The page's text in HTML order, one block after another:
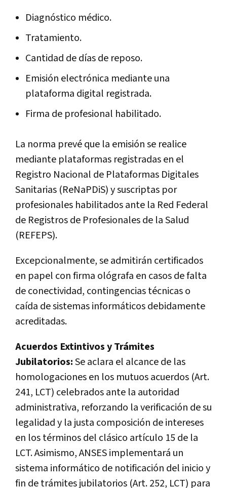
Diagnóstico médico.
Tratamiento.
Cantidad de días de reposo.
Emisión electrónica mediante una
plataforma digital registrada.
Firma de profesional habilitado.
La norma prevé que la emisión se realice
mediante plataformas registradas en el
Registro Nacional de Plataformas Digitales
Sanitarias (ReNaPDiS) y suscriptas por
profesionales habilitados ante la Red Federal
de Registros de Profesionales de la Salud
(REFEPS).
Excepcionalmente, se admitirán certificados
en papel con firma ológrafa en casos de falta
de conectividad, contingencias técnicas o
caída de sistemas informáticos debidamente
acreditadas.
Acuerdos Extintivos y Trámites
Jubilatorios:Se aclara el alcance de las
homologaciones en los mutuos acuerdos (Art.
241, LCT) celebrados ante la autoridad
administrativa, reforzando la verificación de su
legalidad y la justa composición de intereses
en los términos del clásico artículo 15 de la
LCT. Asimismo, ANSES implementará un
sistema informático de notificación del inicio y
fin de trámites jubilatorios (Art. 252, LCT) para